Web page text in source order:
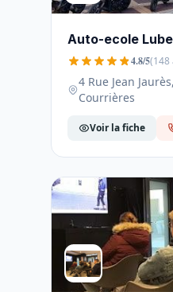
Auto-ecole
4.8/5(148
4 Rue Jean
Courrières
Voir la fiche